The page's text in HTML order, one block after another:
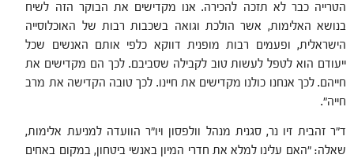
הטרייה כבר לא תזכה להכירה. אנו מקדישים את הבוקר הזה לשיח
בנושא האלימות, אשר הולכת וגואה בשכבות רבות של האוכלוסייה
הישראלית, ופעמים רבות מופנית דווקא כלפי אותם האנשים שכל
ייעודם הוא לטפל לעשות טוב לקבילה שסביבם. לכך הם מקדישים את
חייהם. לכך אנחנו כולנו מקדישים את חיינו. לכך טובה הקדישה את מרב
חייה".
ד"ר זהבית זיו נר, סגנית מנהל וולפסון ויו"ר הוועדה למניעת אלימות,
שאלה: "האם עלינו למלא את חדרי המיון באנשי ביטחון, במקום באחים